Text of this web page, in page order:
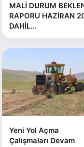
MALİ DURUM
RAPORU HAZİRAN
DAHİL...
Yeni Yol Açma
Çalışmaları Devam